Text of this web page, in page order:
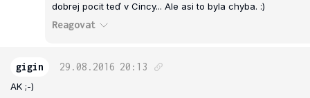
dobrej pocit teď v Cincy... Ale asi to byla chyba. :)
Reagovat
gigin 29.08.2016 20:13
AK ;-)